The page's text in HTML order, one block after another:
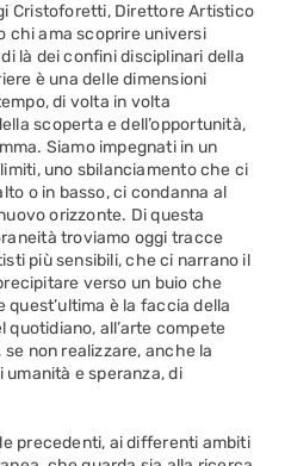
Cristoforetti, Direttore Artistico
chi ama scoprire universi
là dei confini disciplinari della
è una delle dimensioni
di volta in volta
scoperta e dell’opportunità,
Siamo impegnati in un
uno sbilanciamento che ci
o in basso, ci condanna al
orizzonte. Di questa
troviamo oggi tracce
più sensibili, che ci narrano il
verso un buio che
quest’ultima è la faccia della
all’arte compete
non realizzare, anche la
umanità e speranza, di
precedenti, ai differenti ambiti